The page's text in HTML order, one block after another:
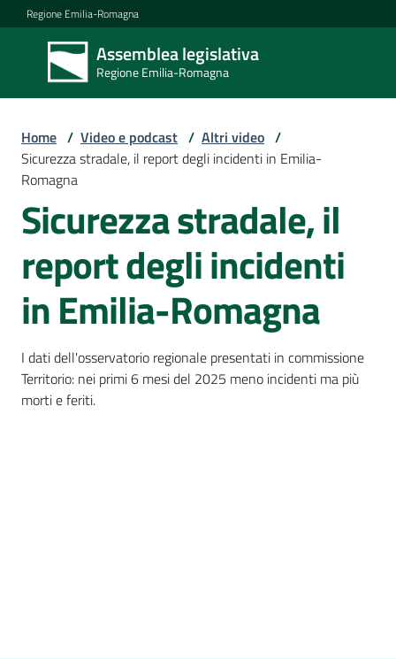
Vai al contenuto
Vai alla navigazione
Vai al footer
Regione Emilia-Romagna
Assemblea legislativa
Regione Emilia-Romagna
Assemblea
legislativa
Regione Emilia-
Assemblea
Attività
Argomenti
Per
Home / Video e podcast / Altri video /
Sicurezza stradale, il report degli incidenti in Emilia-
Romagna
Sicurezza stradale, il
report degli incidenti
in Emilia-Romagna
I dati dell'osservatorio regionale presentati in commissione
Territorio: nei primi 6 mesi del 2025 meno incidenti ma più
morti e feriti.